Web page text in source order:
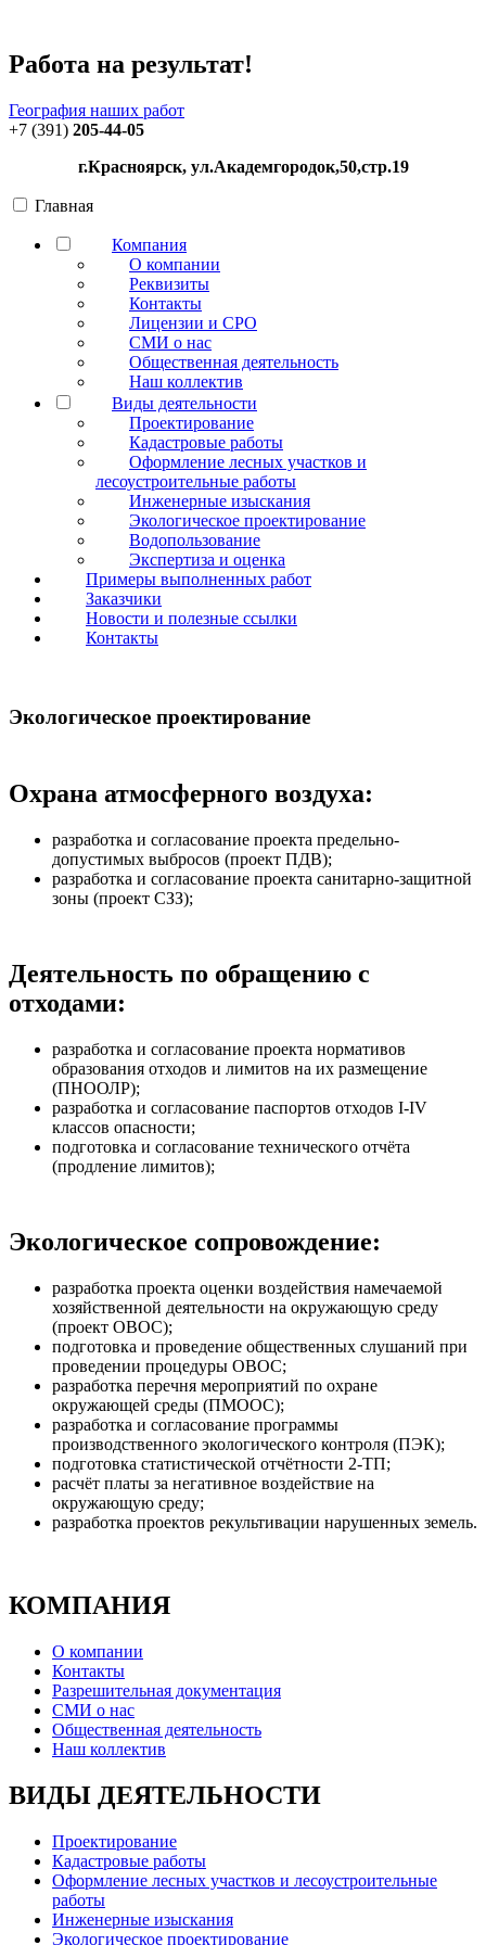
Работа на результат!
География наших работ
+7 (391) 205-44-05
г.Красноярск, ул.Академгородок,50,стр.19
Главная
Компания
О компании
Реквизиты
Контакты
Лицензии и СРО
СМИ о нас
Общественная деятельность
Наш коллектив
Виды деятельности
Проектирование
Кадастровые работы
Оформление лесных участков и
лесоустроительные работы
Инженерные изыскания
Экологическое проектирование
Водопользование
Экспертиза и оценка
Примеры выполненных работ
Заказчики
Новости и полезные ссылки
Контакты
Экологическое проектирование
Охрана атмосферного воздуха:
разработка и согласование проекта предельно-
допустимых выбросов (проект ПДВ);
разработка и согласование проекта санитарно-защитной
зоны (проект СЗЗ);
Деятельность по обращению с
отходами:
разработка и согласование проекта нормативов
образования отходов и лимитов на их размещение
(ПНООЛР);
разработка и согласование паспортов отходов I-IV
классов опасности;
подготовка и согласование технического отчёта
(продление лимитов);
Экологическое сопровождение:
разработка проекта оценки воздействия намечаемой
хозяйственной деятельности на окружающую среду
(проект ОВОС);
подготовка и проведение общественных слушаний при
проведении процедуры ОВОС;
разработка перечня мероприятий по охране
окружающей среды (ПМООС);
разработка и согласование программы
производственного экологического контроля (ПЭК);
подготовка статистической отчётности 2-ТП;
расчёт платы за негативное воздействие на
окружающую среду;
разработка проектов рекультивации нарушенных земель.
КОМПАНИЯ
О компании
Контакты
Разрешительная документация
СМИ о нас
Общественная деятельность
Наш коллектив
ВИДЫ ДЕЯТЕЛЬНОСТИ
Проектирование
Кадастровые работы
Оформление лесных участков и лесоустроительные
работы
Инженерные изыскания
Экологическое проектирование